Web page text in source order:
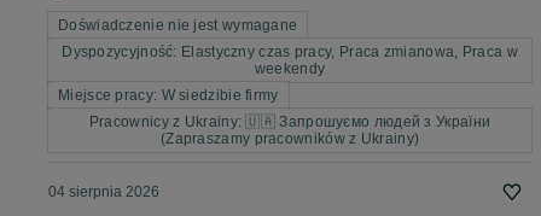
Doświadczenie nie jest wymagane
Dyspozycyjność: Elastyczny czas pracy, Praca zmianowa, Praca w
weekendy
Miejsce pracy: W siedzibie firmy
Pracownicy z Ukrainy: 🇺🇦 Запрошуємо людей з України
(Zapraszamy pracowników z Ukrainy)
04 sierpnia 2026